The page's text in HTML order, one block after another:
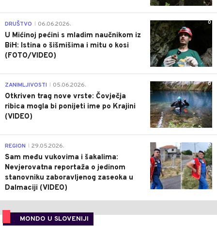
0
DRUŠTVO 06.06.2026.
U Mićinoj pećini s mladim naučnikom iz
BiH: Istina o šišmišima i mitu o kosi
(FOTO/VIDEO)
0
ZANIMLJIVOSTI 05.06.2026.
Otkriven trag nove vrste: Čovječja
ribica mogla bi ponijeti ime po Krajini
(VIDEO)
0
REGION 29.05.2026.
Sam među vukovima i šakalima:
Nevjerovatna reportaža o jedinom
stanovniku zaboravljenog zaseoka u
Dalmaciji (VIDEO)
MONDO U SLOVENIJI